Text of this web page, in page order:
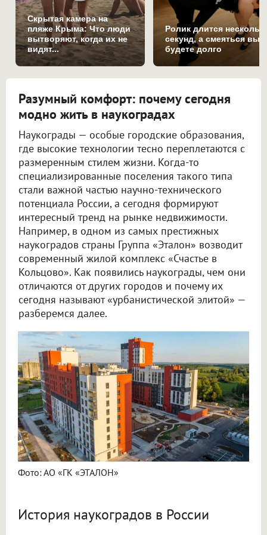
Скрытая камера на
пляже Крыма: Что люди
вытворяют, когда их не
видят...
Ролик длится
секунд, а смеяться вы
будете долго
Разумный комфорт: почему сегодня
модно жить в наукоградах
Наукограды — особые городские образования,
где высокие технологии тесно переплетаются с
размеренным стилем жизни. Когда-то
специализированные поселения такого типа
стали важной частью научно-технического
потенциала России, а сегодня формируют
интересный тренд на рынке недвижимости.
Например, в одном из самых престижных
наукоградов страны Группа «Эталон» возводит
современный жилой комплекс «Счастье в
Кольцово». Как появились наукограды, чем они
отличаются от других городов и почему их
сегодня называют «урбанистической элитой» —
разберемся далее.
Фото: АО «ГК «ЭТАЛОН»
История наукоградов в России